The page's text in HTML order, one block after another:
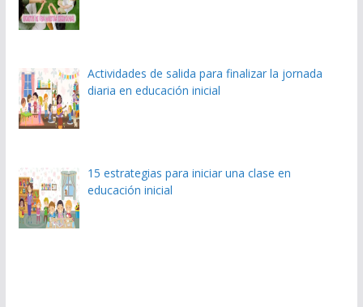
Actividades de salida para finalizar la jornada
diaria en educación inicial
15 estrategias para iniciar una clase en
educación inicial